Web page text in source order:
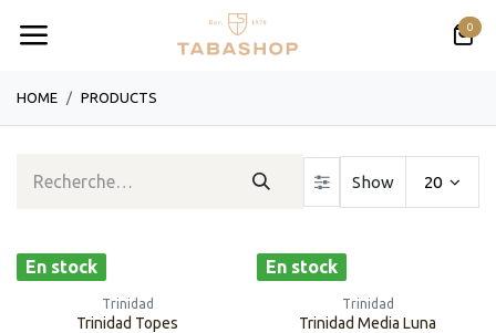
0
HOME PRODUCTS
Show 20
En stock
Trinidad
Trinidad Topes
En stock
Trinidad
Trinidad Media Luna